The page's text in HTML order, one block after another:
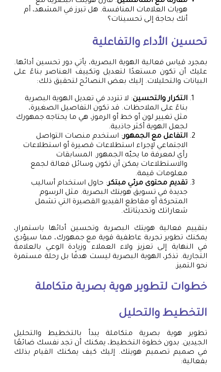
هويات العلامات المنافسة. هل تبرز في المشهد، أم
أنك بحاجة إلى تحسينات؟
تحسين الأداء والتفاعلية
بمجرد قياس فعالية الهوية البصرية، يأتي دور تحسين أدائها.
عليك أن تكون مستعدًا لتعديل وتكييف العناصر بناءً على
البيانات والتحليلات. إليك بعض النصائح لتحقيق ذلك:
التكرار والتحسين: لا تتردد في تعديل الهوية البصرية
بناءً على الملاحظات. قد تكون التفاصيل الصغيرة،
مثل تغيير لون أو خط أو الرموز، هي ما يحتاجه جمهورك
لجعل الهوية أكثر جاذبية.
التفاعل مع الجمهور: استخدم منصات التواصل
الاجتماعي لإجراء استطلاعات قصيرة أو استطلاعات
رأي لمعرفة ما يحبّه الجمهور. المسابقات
والاستطلاعات يمكن أن تكون وسائل فعالة لجمع
معلومات قيمة.
تقديم محتوى مرئي مبتكر: حاول استخدام أساليب
جديدة في تسويق هويتك البصرية. مثل الرسوم
المتحركة أو مقاطع الفيديو القصيرة التي تشمل
شعاراتك وتحديثاتك.
بتقييم فعالية هويتك البصرية وتحسين أدائها باستمرار،
يمكنك تطوير تجربة عاطفية قوية مع جمهورك، مما سيؤدي
في النهاية إلى تعزيز ولاء العملاء وزيادة الوعي بالعلامة
التجارية. تذكر، الهوية البصرية ليست هدفًا بل رحلة مستمرة
نحو التميز.
خطوات لتطوير هوية بصرية متكاملة
التخطيط والتحليل
تطوير هوية بصرية متكاملة يبدأ بالتخطيط والتحليل
الجيدين. بدون خطوة التخطيط، يمكنك أن تجد نفسك ضائعًا
في صميم تصميم هويتك. إليك كيف يمكنك القيام بذلك
بفعالية: